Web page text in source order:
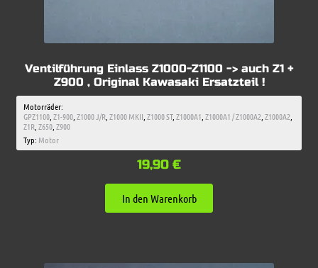
Ventilführung Einlass Z1000-Z1100 -> auch Z1 +
Z900 , Original Kawasaki Ersatzteil !
Motorräder:
GPZ1100, Z1-900, Z1000 J/R, Z1000 MKII Z1000 ST, Z1000A1 Z1000A1 / Z1000A2 Z1000A2
Z1R, Z650, Z900
Typ: Motor
19,90 €
In den Warenkorb